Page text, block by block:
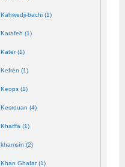
Kahwedji-bachi (1)
Karafeh (1)
Kater (1)
Kefrén (1)
Keops (1)
Kesrouan (4)
Khaiffa (1)
khamsín (2)
Khan Ghafar (1)